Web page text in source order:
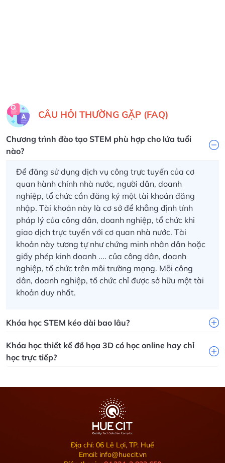
những chương trình,
từ nhỏ cho đến lớn."
CÂU HỎI THƯỜNG GẶP (FAQ)
Chương trình đào tạo STEM phù hợp cho lứa tuổi
nào?
Để đăng sử dụng dịch vụ công trực tuyến của cơ
quan hành chính nhà nước, người dân, doanh
nghiệp, tổ chức cần đăng ký một tài khoản đăng
nhập. Tài khoản này là cơ sở để khẳng định tính
pháp lý của công dân, doanh nghiệp, tổ chức khi
giao dịch trực tuyến với cơ quan nhà nước. Tài
khoản này tương tự như chứng minh nhân dân hoặc
giấy phép kinh doanh .... của công dân, doanh
nghiệp, tổ chức trên môi trường mạng. Mỗi công
dân, doanh nghiệp, tổ chức chỉ được sở hữu một tài
khoản duy nhất.
Khóa học STEM kéo dài bao lâu?
Khóa học thiết kế đồ họa 3D có học online hay chỉ
học trực tiếp?
Địa chỉ: 06 Lê Lợi, TP. Huế
Email: info@huecit.vn